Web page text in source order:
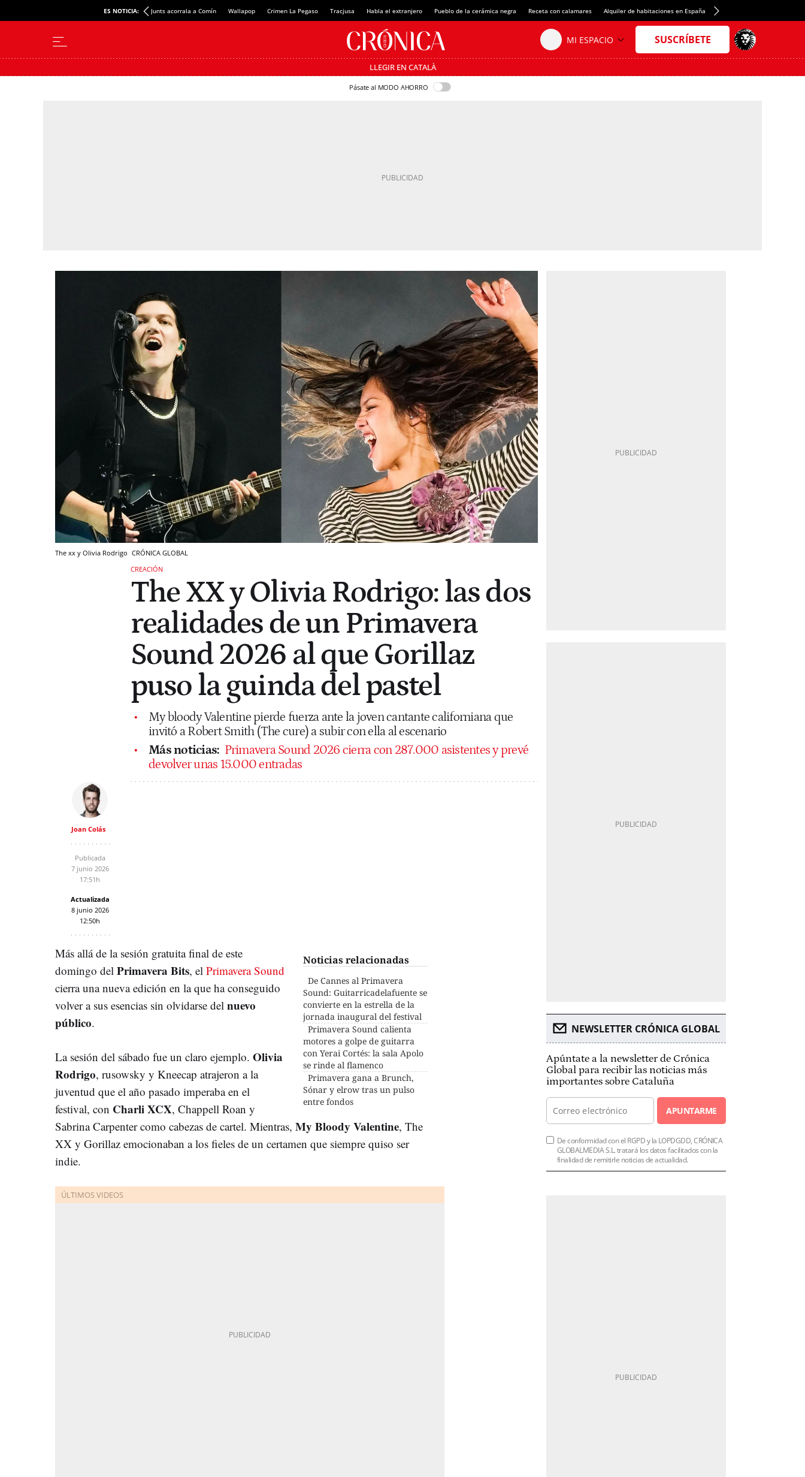
ES NOTICIA: Junts acorrala a Comín Wallapop Crimen La Pegaso Tracjusa Habla el extranjero Pueblo de la cerámica negra Receta con calamares Alquiler de habitaciones en España Crédito del Spotify Camp Nou
LLEGIR EN CATALÀ
Pásate al MODO AHORRO
The xx y Olivia Rodrigo CRÓNICA GLOBAL
CREACIÓN
The XX y Olivia Rodrigo: las dos
realidades de un Primavera
Sound 2026 al que Gorillaz
puso la guinda del pastel
My bloody Valentine pierde fuerza ante la joven cantante californiana que
invitó a Robert Smith (The cure) a subir con ella al escenario
Más noticias: Primavera Sound 2026 cierra con 287.000 asistentes y prevé
devolver unas 15.000 entradas
Joan Colás
Publicada
7 junio 2026
17:51h
Actualizada
8 junio 2026
12:50h
Noticias relacionadas
De Cannes al Primavera
Sound: Guitarricadelafuente se
convierte en la estrella de la
jornada inaugural del festival
Primavera Sound calienta
motores a golpe de guitarra
con Yerai Cortés: la sala Apolo
se rinde al flamenco
Primavera gana a Brunch,
Sónar y elrow tras un pulso
entre fondos
Más allá de la sesión gratuita final de este
domingo del Primavera Bits, el Primavera Sound
cierra una nueva edición en la que ha conseguido
volver a sus esencias sin olvidarse del nuevo
público.
La sesión del sábado fue un claro ejemplo. Olivia
Rodrigo, rusowsky y Kneecap atrajeron a la
juventud que el año pasado imperaba en el
festival, con Charli XCX, Chappell Roan y
Sabrina Carpenter como cabezas de cartel. Mientras, My Bloody Valentine, The
XX y Gorillaz emocionaban a los fieles de un certamen que siempre quiso ser
indie.
NEWSLETTER CRÓNICA GLOBAL
Apúntate a la newsletter de Crónica
Global para recibir las noticias más
importantes sobre Cataluña
APUNTARME
De conformidad con el RGPD y la LOPDGDD, CRÓNICA
GLOBALMEDIA S.L. tratará los datos facilitados con la
finalidad de remitirle noticias de actualidad.